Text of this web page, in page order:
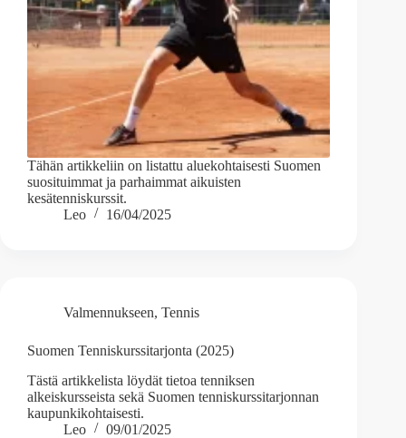
Tähän artikkeliin on listattu aluekohtaisesti Suomen
suosituimmat ja parhaimmat aikuisten
kesätenniskurssit.
Leo
16/04/2025
Valmennukseen, Tennis
Suomen Tenniskurssitarjonta (2025)
Tästä artikkelista löydät tietoa tenniksen
alkeiskursseista sekä Suomen tenniskurssitarjonnan
kaupunkikohtaisesti.
Leo
09/01/2025